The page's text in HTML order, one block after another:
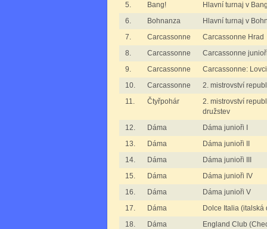
5.
Bang!
Hlavní turnaj v
6.
Bohnanza
Hlavní turnaj v
7.
Carcassonne
Carcassonne Hrad
8.
Carcassonne
Carcassonne
9.
Carcassonne
Carcassonne:
10.
Carcassonne
2. mistrovství
11.
Čtyřpohár
2. mistrovství
družstev
12.
Dáma
Dáma junioři I
13.
Dáma
Dáma junioři II
14.
Dáma
Dáma junioři III
15.
Dáma
Dáma junioři IV
16.
Dáma
Dáma junioři V
17.
Dáma
Dolce Italia (italská
18.
Dáma
England Club